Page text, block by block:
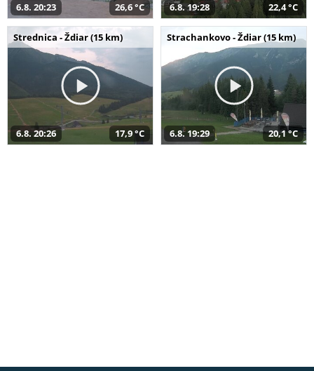
6.8. 20:23 26,6 °C 6.8. 19:28 22,4 °C
Strednica - Ždiar (15 km)
6.8. 20:26 17,9 °C
Strachankovo - Ždiar (15 km)
6.8. 19:29 20,1 °C